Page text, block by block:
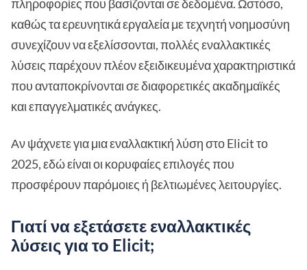
πληροφορίες που βασίζονται σε δεδομένα. Ωστόσο,
καθώς τα ερευνητικά εργαλεία με τεχνητή νοημοσύνη
συνεχίζουν να εξελίσσονται, πολλές εναλλακτικές
λύσεις παρέχουν πλέον εξειδικευμένα χαρακτηριστικά
που ανταποκρίνονται σε διαφορετικές ακαδημαϊκές
και επαγγελματικές ανάγκες.
Αν ψάχνετε για μια εναλλακτική λύση στο Elicit το
2025, εδώ είναι οι κορυφαίες επιλογές που
προσφέρουν παρόμοιες ή βελτιωμένες λειτουργίες.
Γιατί να εξετάσετε εναλλακτικές
λύσεις για το Elicit;